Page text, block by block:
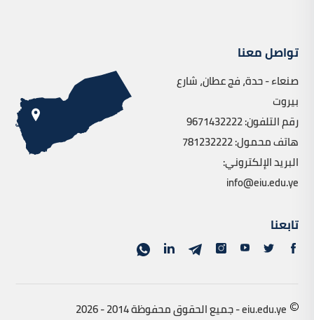
تواصل معنا
صنعاء - حدة، فج عطان، شارع
بيروت
رقم التلفون: 9671432222
هاتف محمول: 781232222
البريد الإلكتروني:
info@eiu.edu.ye
تابعنا
eiu.edu.ye - جميع الحقوق محفوظة 2014 - 2026